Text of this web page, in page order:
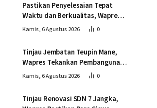
Pastikan Penyelesaian Tepat
Waktu dan Berkualitas, Wapres
Tinjau Pembangunan Jembatan
Kamis, 6 Agustus 2026 0
Tinjau Jembatan Teupin Mane,
Wapres Tekankan Pembangunan
Infrastruktur Berjalan Tepat
Kamis, 6 Agustus 2026 0
Tinjau Renovasi SDN 7 Jangka,